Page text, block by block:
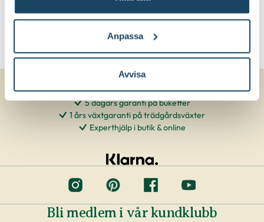
Anpassa
Avvisa
5 dagars garanti på buketter
1 års växtgaranti på trädgårdsväxter
Experthjälp i butik & online
Bli medlem i vår kundklubb